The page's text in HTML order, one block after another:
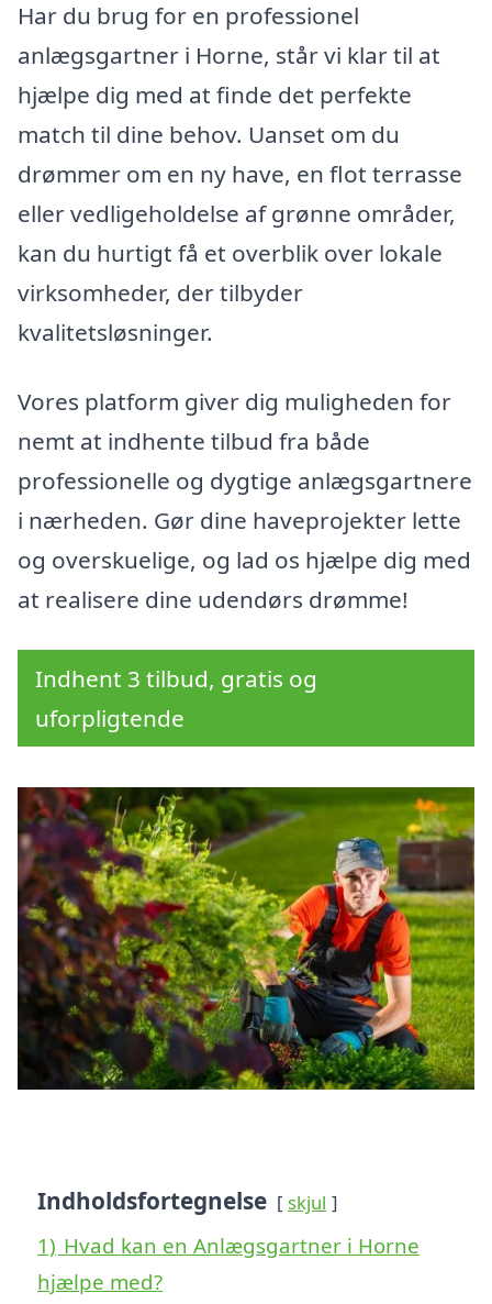
Har du brug for en professionel
anlægsgartner i Horne, står vi klar til at
hjælpe dig med at finde det perfekte
match til dine behov. Uanset om du
drømmer om en ny have, en flot terrasse
eller vedligeholdelse af grønne områder,
kan du hurtigt få et overblik over lokale
virksomheder, der tilbyder
kvalitetsløsninger.
Vores platform giver dig muligheden for
nemt at indhente tilbud fra både
professionelle og dygtige anlægsgartnere
i nærheden. Gør dine haveprojekter lette
og overskuelige, og lad os hjælpe dig med
at realisere dine udendørs drømme!
Indhent 3 tilbud, gratis og
uforpligtende
Indholdsfortegnelse skjul
1) Hvad kan en Anlægsgartner i Horne
hjælpe med?